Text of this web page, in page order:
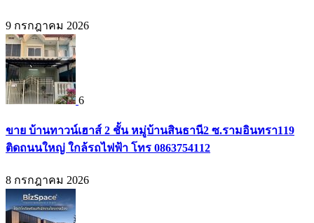
9 กรกฎาคม 2026
6
ขาย บ้านทาวน์เฮาส์ 2 ชั้น หมู่บ้านสินธานี2 ซ.รามอินทรา119
ติดถนนใหญ่ ใกล้รถไฟฟ้า โทร 0863754112
8 กรกฎาคม 2026